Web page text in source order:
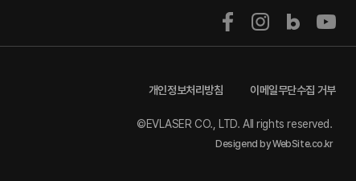
©EVLASER CO., LTD. All rights reserved.
Desigend by WebSite.co.kr
개인정보처리방침 이메일무단수집 거부